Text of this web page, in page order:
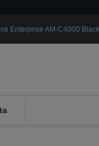
Enterprise AM-C4000